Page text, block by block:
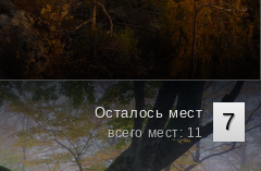
7
Осталось мест
всего мест: 11